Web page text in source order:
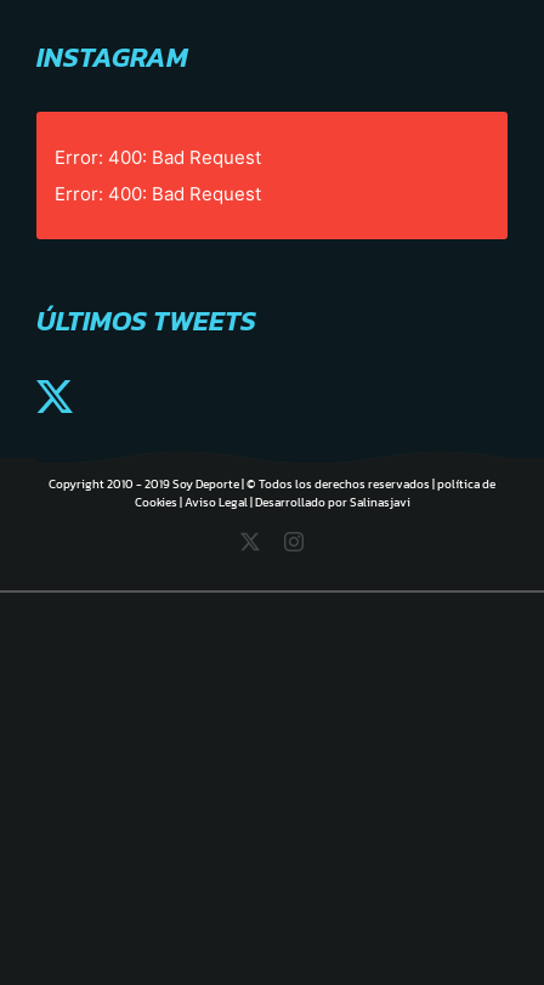
INSTAGRAM
Error: 400: Bad Request
Error: 400: Bad Request
ÚLTIMOS TWEETS
Copyright 2010 - 2019 Soy Deporte | © Todos los derechos reservados |política de
Cookies|Aviso Legal| Desarrollado porSalinasjavi
Instagram